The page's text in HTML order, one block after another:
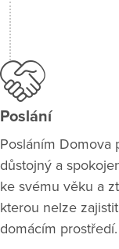
Poslání
Posláním Domova
důstojný a
ke svému věku a
kterou nelze
domácím prostředí.